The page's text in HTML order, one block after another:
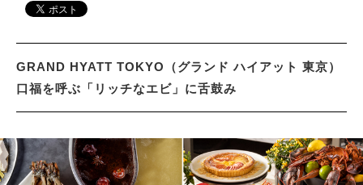
GRAND HYATT TOKYO（グランド ハイアット 東京）
口福を呼ぶ「リッチなエビ」に舌鼓み
LIFESTYLE
COLUMN
MAGAZINE
ABOUT SITE
サイトマップ